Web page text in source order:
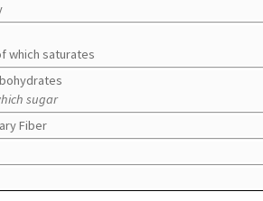
which saturates
sugar
Fiber